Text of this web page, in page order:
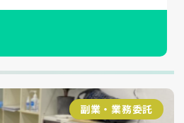
副業・業務委託